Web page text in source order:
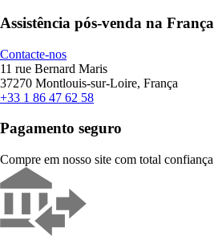
Assistência pós-venda na França
Contacte-nos
11 rue Bernard Maris
37270 Montlouis-sur-Loire, França
+33 1 86 47 62 58
Pagamento seguro
Compre em nosso site com total confiança